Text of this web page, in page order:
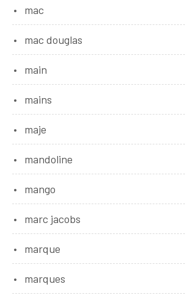
mac
mac douglas
main
mains
maje
mandoline
mango
marc jacobs
marque
marques